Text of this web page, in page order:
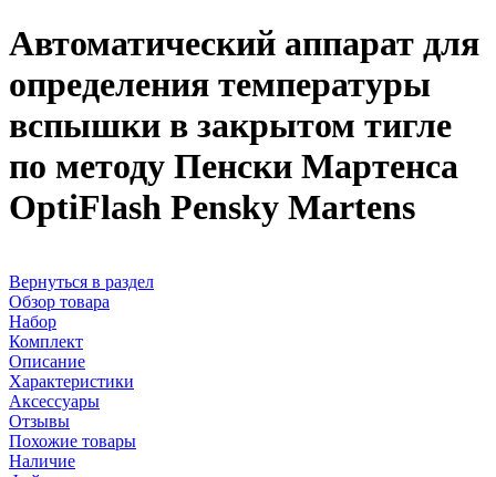
Автоматический аппарат для
определения температуры
вспышки в закрытом тигле
по методу Пенски Мартенса
OptiFlash Pensky Martens
Вернуться в раздел
Обзор товара
Набор
Комплект
Описание
Характеристики
Аксессуары
Отзывы
Похожие товары
Наличие